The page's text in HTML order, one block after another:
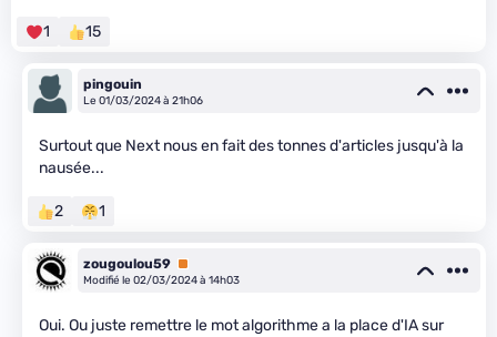
1 15
pingouin
Le 01/03/2024 à 21h06
Surtout que Next nous en fait des tonnes d'articles jusqu'à la
nausée...
2 1
zougoulou59 Premium
Modifié le 02/03/2024 à 14h03
Oui. Ou juste remettre le mot algorithme a la place d'IA sur